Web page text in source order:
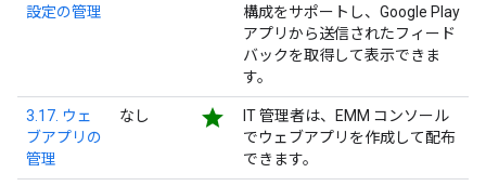
設定の管理
構成をサポートし、Google Play
アプリから送信されたフィード
バックを取得して表示できま
す。
3.17. ウェ
ブアプリの
管理
なし star
IT 管理者は、EMM コンソール
でウェブアプリを作成して配布
できます。